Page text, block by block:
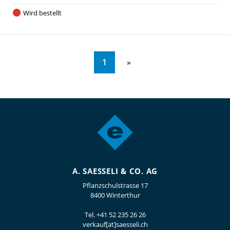
Wird bestellt
1
A. SAESSELI & CO. AG
Pflanzschulstrasse 17
8400 Winterthur
Tel.+41 52 235 26 26
verkauf[at]saesseli.ch